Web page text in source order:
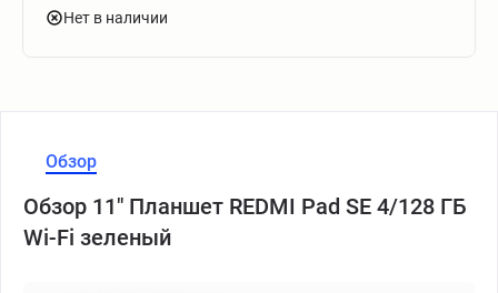
Нет в наличии
Обзор
Обзор 11" Планшет REDMI Pad SE 4/128 ГБ
Wi-Fi зеленый